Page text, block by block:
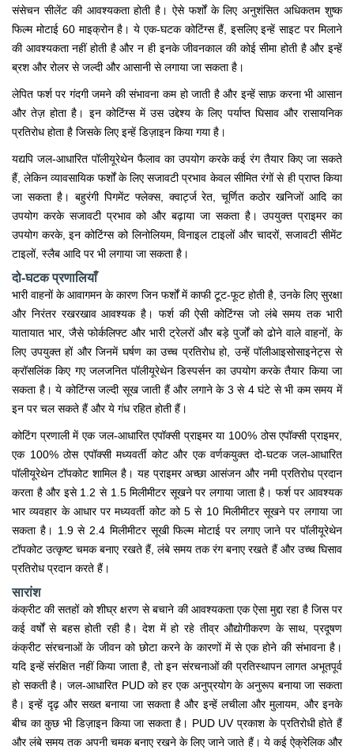
संसेचन सीलेंट की आवश्यकता होती है। ऐसे फर्शों के लिए अनुशंसित अधिकतम शुष्क
फिल्म मोटाई 60 माइक्रोन है। ये एक-घटक कोटिंग्स हैं, इसलिए इन्हें साइट पर मिलाने
की आवश्यकता नहीं होती है और न ही इनके जीवनकाल की कोई सीमा होती है और इन्हें
ब्रश और रोलर से जल्दी और आसानी से लगाया जा सकता है।
लेपित फर्श पर गंदगी जमने की संभावना कम हो जाती है और इन्हें साफ़ करना भी आसान
और तेज़ होता है। इन कोटिंग्स में उस उद्देश्य के लिए पर्याप्त घिसाव और रासायनिक
प्रतिरोध होता है जिसके लिए इन्हें डिज़ाइन किया गया है।
यद्यपि जल-आधारित पॉलीयूरेथेन फैलाव का उपयोग करके कई रंग तैयार किए जा सकते
हैं, लेकिन व्यावसायिक फर्शों के लिए सजावटी प्रभाव केवल सीमित रंगों से ही प्राप्त किया
जा सकता है। बहुरंगी पिगमेंट फ्लेक्स, क्वार्ट्ज रेत, चूर्णित कठोर खनिजों आदि का
उपयोग करके सजावटी प्रभाव को और बढ़ाया जा सकता है। उपयुक्त प्राइमर का
उपयोग करके, इन कोटिंग्स को लिनोलियम, विनाइल टाइलों और चादरों, सजावटी सीमेंट
टाइलों, स्लैब आदि पर भी लगाया जा सकता है।
दो-घटक प्रणालियाँ
भारी वाहनों के आवागमन के कारण जिन फर्शों में काफी टूट-फूट होती है, उनके लिए सुरक्षा
और निरंतर रखरखाव आवश्यक है। फर्श की ऐसी कोटिंग्स जो लंबे समय तक भारी
यातायात भार, जैसे फोर्कलिफ्ट और भारी ट्रेलरों और बड़े पुर्जों को ढोने वाले वाहनों, के
लिए उपयुक्त हों और जिनमें घर्षण का उच्च प्रतिरोध हो, उन्हें पॉलीआइसोसाइनेट्स से
क्रॉसलिंक किए गए जलजनित पॉलीयूरेथेन डिस्पर्सन का उपयोग करके तैयार किया जा
सकता है। ये कोटिंग्स जल्दी सूख जाती हैं और लगाने के 3 से 4 घंटे से भी कम समय में
इन पर चल सकते हैं और ये गंध रहित होती हैं।
कोटिंग प्रणाली में एक जल-आधारित एपॉक्सी प्राइमर या 100% ठोस एपॉक्सी प्राइमर,
एक 100% ठोस एपॉक्सी मध्यवर्ती कोट और एक वर्णकयुक्त दो-घटक जल-आधारित
पॉलीयूरेथेन टॉपकोट शामिल है। यह प्राइमर अच्छा आसंजन और नमी प्रतिरोध प्रदान
करता है और इसे 1.2 से 1.5 मिलीमीटर सूखने पर लगाया जाता है। फर्श पर आवश्यक
भार व्यवहार के आधार पर मध्यवर्ती कोट को 5 से 10 मिलीमीटर सूखने पर लगाया जा
सकता है। 1.9 से 2.4 मिलीमीटर सूखी फिल्म मोटाई पर लगाए जाने पर पॉलीयूरेथेन
टॉपकोट उत्कृष्ट चमक बनाए रखते हैं, लंबे समय तक रंग बनाए रखते हैं और उच्च घिसाव
प्रतिरोध प्रदान करते हैं।
सारांश
कंक्रीट की सतहों को शीघ्र क्षरण से बचाने की आवश्यकता एक ऐसा मुद्दा रहा है जिस पर
कई वर्षों से बहस होती रही है। देश में हो रहे तीव्र औद्योगीकरण के साथ, प्रदूषण
कंक्रीट संरचनाओं के जीवन को छोटा करने के कारणों में से एक होने की संभावना है।
यदि इन्हें संरक्षित नहीं किया जाता है, तो इन संरचनाओं की प्रतिस्थापन लागत अभूतपूर्व
हो सकती है। जल-आधारित PUD को हर एक अनुप्रयोग के अनुरूप बनाया जा सकता
है। इन्हें दृढ़ और सख्त बनाया जा सकता है और इन्हें लचीला और मुलायम, और इनके
बीच का कुछ भी डिज़ाइन किया जा सकता है। PUD UV प्रकाश के प्रतिरोधी होते हैं
और लंबे समय तक अपनी चमक बनाए रखने के लिए जाने जाते हैं। ये कई ऐक्रेलिक और